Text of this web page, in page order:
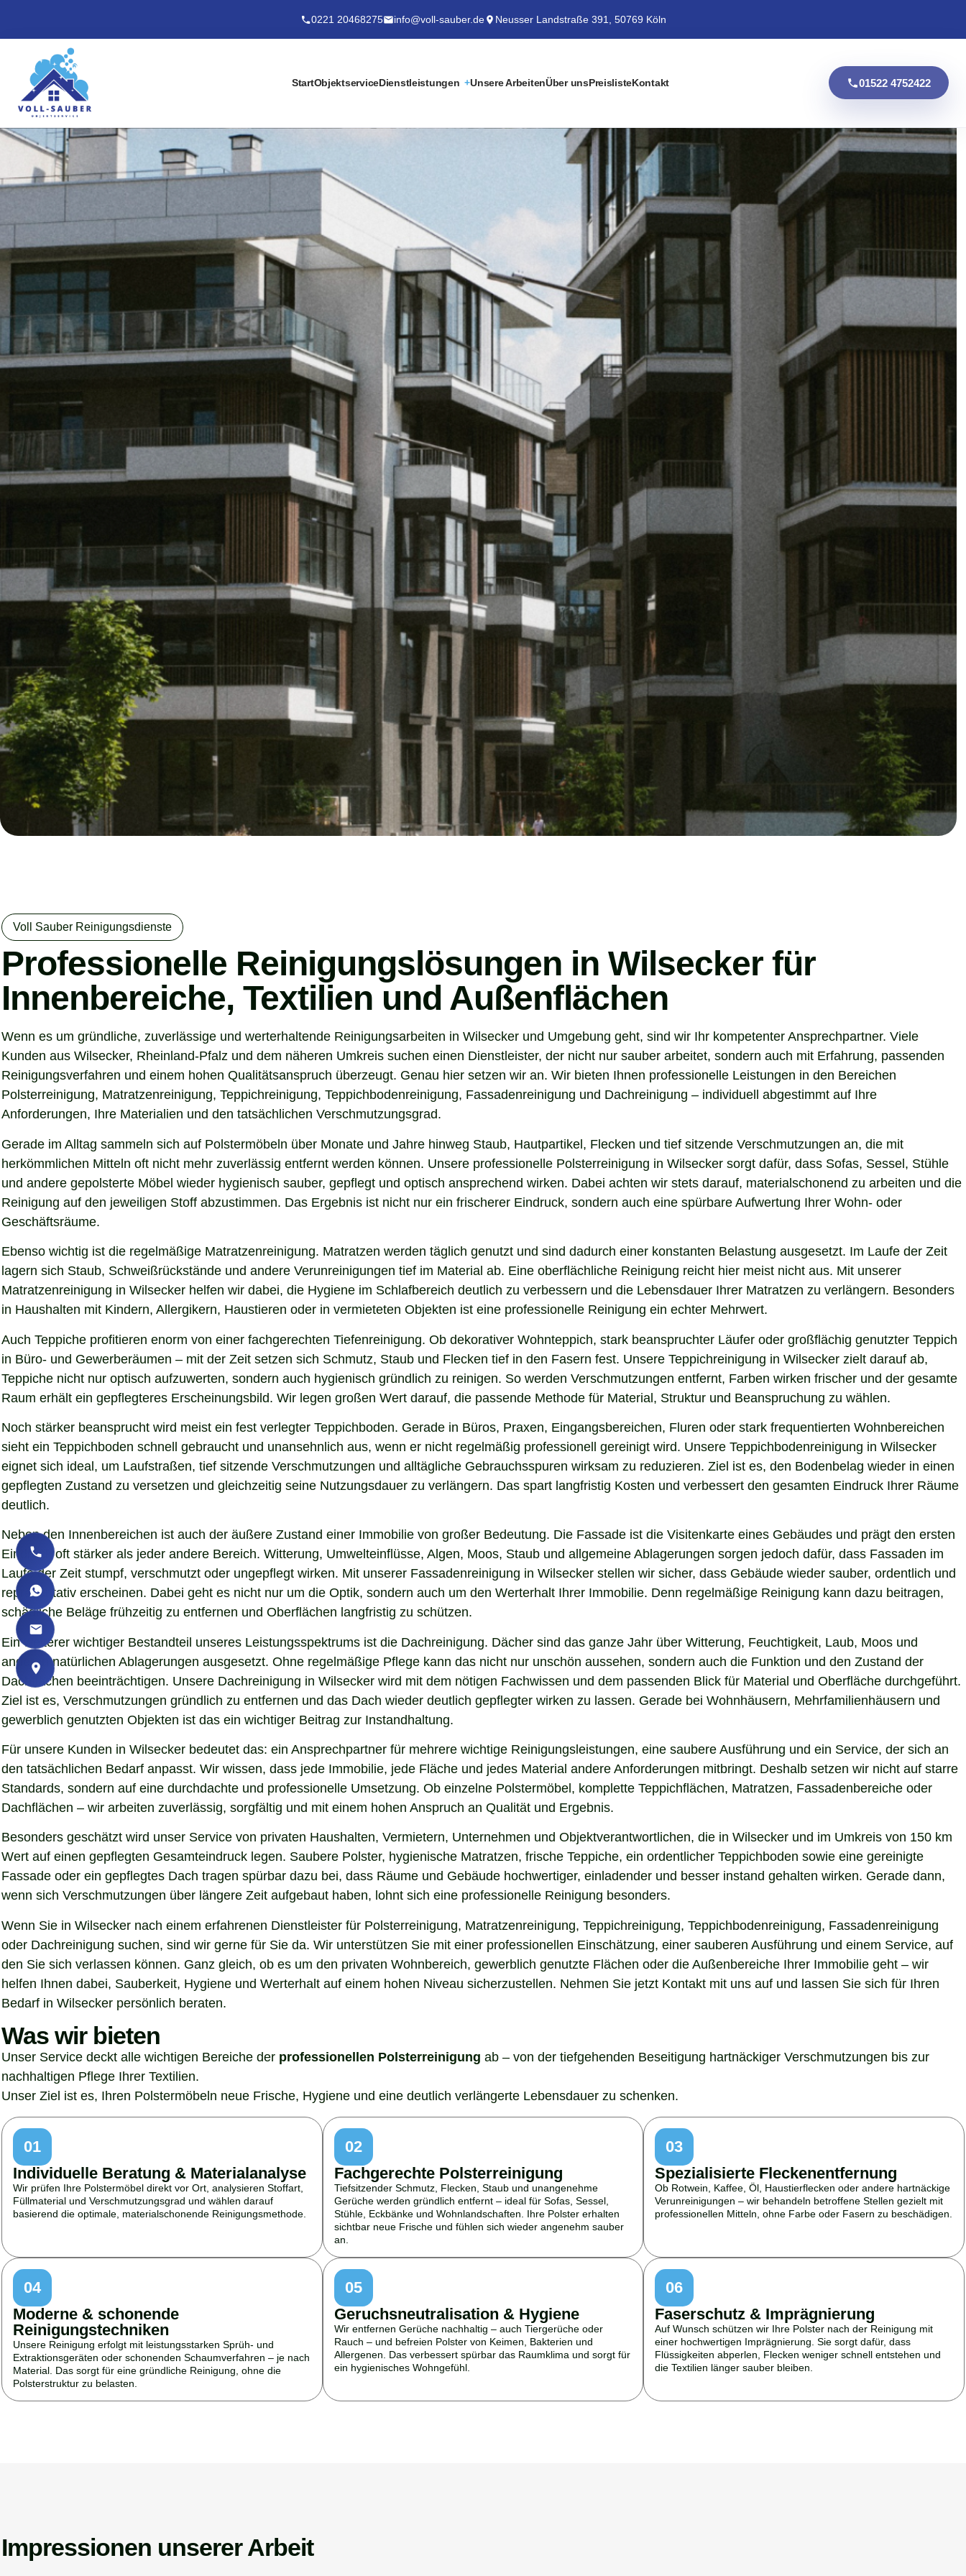
0221 20468275 info@voll-sauber.de Neusser Landstraße 391, 50769 Köln
StartObjektserviceDienstleistungen Unsere ArbeitenÜber unsPreislisteKontakt 01522 4752422
Voll Sauber Reinigungsdienste
Professionelle Reinigungslösungen in Wilsecker für
Innenbereiche, Textilien und Außenflächen
Wenn es um gründliche, zuverlässige und werterhaltende Reinigungsarbeiten in Wilsecker und Umgebung geht, sind wir Ihr kompetenter Ansprechpartner. Viele
Kunden aus Wilsecker, Rheinland-Pfalz und dem näheren Umkreis suchen einen Dienstleister, der nicht nur sauber arbeitet, sondern auch mit Erfahrung, passenden
Reinigungsverfahren und einem hohen Qualitätsanspruch überzeugt. Genau hier setzen wir an. Wir bieten Ihnen professionelle Leistungen in den Bereichen
Polsterreinigung, Matratzenreinigung, Teppichreinigung, Teppichbodenreinigung, Fassadenreinigung und Dachreinigung – individuell abgestimmt auf Ihre
Anforderungen, Ihre Materialien und den tatsächlichen Verschmutzungsgrad.
Gerade im Alltag sammeln sich auf Polstermöbeln über Monate und Jahre hinweg Staub, Hautpartikel, Flecken und tief sitzende Verschmutzungen an, die mit
herkömmlichen Mitteln oft nicht mehr zuverlässig entfernt werden können. Unsere professionelle Polsterreinigung in Wilsecker sorgt dafür, dass Sofas, Sessel, Stühle
und andere gepolsterte Möbel wieder hygienisch sauber, gepflegt und optisch ansprechend wirken. Dabei achten wir stets darauf, materialschonend zu arbeiten und die
Reinigung auf den jeweiligen Stoff abzustimmen. Das Ergebnis ist nicht nur ein frischerer Eindruck, sondern auch eine spürbare Aufwertung Ihrer Wohn- oder
Geschäftsräume.
Ebenso wichtig ist die regelmäßige Matratzenreinigung. Matratzen werden täglich genutzt und sind dadurch einer konstanten Belastung ausgesetzt. Im Laufe der Zeit
lagern sich Staub, Schweißrückstände und andere Verunreinigungen tief im Material ab. Eine oberflächliche Reinigung reicht hier meist nicht aus. Mit unserer
Matratzenreinigung in Wilsecker helfen wir dabei, die Hygiene im Schlafbereich deutlich zu verbessern und die Lebensdauer Ihrer Matratzen zu verlängern. Besonders
in Haushalten mit Kindern, Allergikern, Haustieren oder in vermieteten Objekten ist eine professionelle Reinigung ein echter Mehrwert.
Auch Teppiche profitieren enorm von einer fachgerechten Tiefenreinigung. Ob dekorativer Wohnteppich, stark beanspruchter Läufer oder großflächig genutzter Teppich
in Büro- und Gewerberäumen – mit der Zeit setzen sich Schmutz, Staub und Flecken tief in den Fasern fest. Unsere Teppichreinigung in Wilsecker zielt darauf ab,
Teppiche nicht nur optisch aufzuwerten, sondern auch hygienisch gründlich zu reinigen. So werden Verschmutzungen entfernt, Farben wirken frischer und der gesamte
Raum erhält ein gepflegteres Erscheinungsbild. Wir legen großen Wert darauf, die passende Methode für Material, Struktur und Beanspruchung zu wählen.
Noch stärker beansprucht wird meist ein fest verlegter Teppichboden. Gerade in Büros, Praxen, Eingangsbereichen, Fluren oder stark frequentierten Wohnbereichen
sieht ein Teppichboden schnell gebraucht und unansehnlich aus, wenn er nicht regelmäßig professionell gereinigt wird. Unsere Teppichbodenreinigung in Wilsecker
eignet sich ideal, um Laufstraßen, tief sitzende Verschmutzungen und alltägliche Gebrauchsspuren wirksam zu reduzieren. Ziel ist es, den Bodenbelag wieder in einen
gepflegten Zustand zu versetzen und gleichzeitig seine Nutzungsdauer zu verlängern. Das spart langfristig Kosten und verbessert den gesamten Eindruck Ihrer Räume
deutlich.
Neben den Innenbereichen ist auch der äußere Zustand einer Immobilie von großer Bedeutung. Die Fassade ist die Visitenkarte eines Gebäudes und prägt den ersten
Eindruck oft stärker als jeder andere Bereich. Witterung, Umwelteinflüsse, Algen, Moos, Staub und allgemeine Ablagerungen sorgen jedoch dafür, dass Fassaden im
Laufe der Zeit stumpf, verschmutzt oder ungepflegt wirken. Mit unserer Fassadenreinigung in Wilsecker stellen wir sicher, dass Gebäude wieder sauber, ordentlich und
repräsentativ erscheinen. Dabei geht es nicht nur um die Optik, sondern auch um den Werterhalt Ihrer Immobilie. Denn regelmäßige Reinigung kann dazu beitragen,
schädliche Beläge frühzeitig zu entfernen und Oberflächen langfristig zu schützen.
Ein weiterer wichtiger Bestandteil unseres Leistungsspektrums ist die Dachreinigung. Dächer sind das ganze Jahr über Witterung, Feuchtigkeit, Laub, Moos und
anderen natürlichen Ablagerungen ausgesetzt. Ohne regelmäßige Pflege kann das nicht nur unschön aussehen, sondern auch die Funktion und den Zustand der
Dachflächen beeinträchtigen. Unsere Dachreinigung in Wilsecker wird mit dem nötigen Fachwissen und dem passenden Blick für Material und Oberfläche durchgeführt.
Ziel ist es, Verschmutzungen gründlich zu entfernen und das Dach wieder deutlich gepflegter wirken zu lassen. Gerade bei Wohnhäusern, Mehrfamilienhäusern und
gewerblich genutzten Objekten ist das ein wichtiger Beitrag zur Instandhaltung.
Für unsere Kunden in Wilsecker bedeutet das: ein Ansprechpartner für mehrere wichtige Reinigungsleistungen, eine saubere Ausführung und ein Service, der sich an
den tatsächlichen Bedarf anpasst. Wir wissen, dass jede Immobilie, jede Fläche und jedes Material andere Anforderungen mitbringt. Deshalb setzen wir nicht auf starre
Standards, sondern auf eine durchdachte und professionelle Umsetzung. Ob einzelne Polstermöbel, komplette Teppichflächen, Matratzen, Fassadenbereiche oder
Dachflächen – wir arbeiten zuverlässig, sorgfältig und mit einem hohen Anspruch an Qualität und Ergebnis.
Besonders geschätzt wird unser Service von privaten Haushalten, Vermietern, Unternehmen und Objektverantwortlichen, die in Wilsecker und im Umkreis von 150 km
Wert auf einen gepflegten Gesamteindruck legen. Saubere Polster, hygienische Matratzen, frische Teppiche, ein ordentlicher Teppichboden sowie eine gereinigte
Fassade oder ein gepflegtes Dach tragen spürbar dazu bei, dass Räume und Gebäude hochwertiger, einladender und besser instand gehalten wirken. Gerade dann,
wenn sich Verschmutzungen über längere Zeit aufgebaut haben, lohnt sich eine professionelle Reinigung besonders.
Wenn Sie in Wilsecker nach einem erfahrenen Dienstleister für Polsterreinigung, Matratzenreinigung, Teppichreinigung, Teppichbodenreinigung, Fassadenreinigung
oder Dachreinigung suchen, sind wir gerne für Sie da. Wir unterstützen Sie mit einer professionellen Einschätzung, einer sauberen Ausführung und einem Service, auf
den Sie sich verlassen können. Ganz gleich, ob es um den privaten Wohnbereich, gewerblich genutzte Flächen oder die Außenbereiche Ihrer Immobilie geht – wir
helfen Ihnen dabei, Sauberkeit, Hygiene und Werterhalt auf einem hohen Niveau sicherzustellen. Nehmen Sie jetzt Kontakt mit uns auf und lassen Sie sich für Ihren
Bedarf in Wilsecker persönlich beraten.
Was wir bieten
Unser Service deckt alle wichtigen Bereiche der professionellen Polsterreinigung ab – von der tiefgehenden Beseitigung hartnäckiger Verschmutzungen bis zur
nachhaltigen Pflege Ihrer Textilien.
Unser Ziel ist es, Ihren Polstermöbeln neue Frische, Hygiene und eine deutlich verlängerte Lebensdauer zu schenken.
01
Individuelle Beratung & Materialanalyse
Wir prüfen Ihre Polstermöbel direkt vor Ort, analysieren Stoffart,
Füllmaterial und Verschmutzungsgrad und wählen darauf
basierend die optimale, materialschonende Reinigungsmethode.
02
Fachgerechte Polsterreinigung
Tiefsitzender Schmutz, Flecken, Staub und unangenehme
Gerüche werden gründlich entfernt – ideal für Sofas, Sessel,
Stühle, Eckbänke und Wohnlandschaften. Ihre Polster erhalten
sichtbar neue Frische und fühlen sich wieder angenehm sauber
an.
03
Spezialisierte Fleckenentfernung
Ob Rotwein, Kaffee, Öl, Haustierflecken oder andere hartnäckige
Verunreinigungen – wir behandeln betroffene Stellen gezielt mit
professionellen Mitteln, ohne Farbe oder Fasern zu beschädigen.
04
Moderne & schonende
Reinigungstechniken
Unsere Reinigung erfolgt mit leistungsstarken Sprüh- und
Extraktionsgeräten oder schonenden Schaumverfahren – je nach
Material. Das sorgt für eine gründliche Reinigung, ohne die
Polsterstruktur zu belasten.
05
Geruchsneutralisation & Hygiene
Wir entfernen Gerüche nachhaltig – auch Tiergerüche oder
Rauch – und befreien Polster von Keimen, Bakterien und
Allergenen. Das verbessert spürbar das Raumklima und sorgt für
ein hygienisches Wohngefühl.
06
Faserschutz & Imprägnierung
Auf Wunsch schützen wir Ihre Polster nach der Reinigung mit
einer hochwertigen Imprägnierung. Sie sorgt dafür, dass
Flüssigkeiten abperlen, Flecken weniger schnell entstehen und
die Textilien länger sauber bleiben.
Impressionen unserer Arbeit